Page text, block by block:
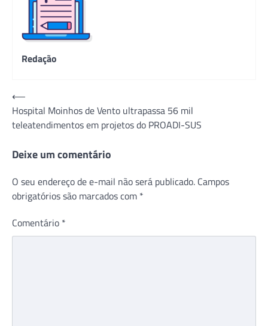
Redação
Navegação
de
Post
⟵
Hospital Moinhos de Vento ultrapassa 56 mil
teleatendimentos em projetos do PROADI-SUS
Deixe um comentário
O seu endereço de e-mail não será publicado. Campos
obrigatórios são marcados com *
Comentário *